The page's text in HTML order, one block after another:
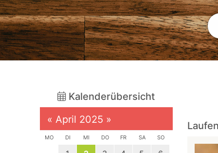
Kalenderübersicht
« April 2025 »
MO DI MI DO FR SA SO